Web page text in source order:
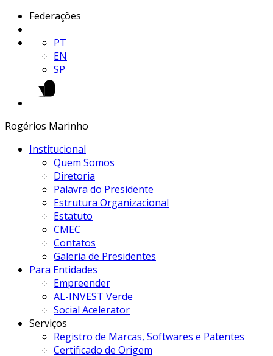
Federações
PT
EN
SP
Rogérios Marinho
Institucional
Quem Somos
Diretoria
Palavra do Presidente
Estrutura Organizacional
Estatuto
CMEC
Contatos
Galeria de Presidentes
Para Entidades
Empreender
AL-INVEST Verde
Social Acelerator
Serviços
Registro de Marcas, Softwares e Patentes
Certificado de Origem